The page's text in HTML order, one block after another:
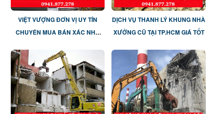
VIỆT VƯỢNG ĐƠN VỊ UY TÍN
CHUYÊN MUA BÁN XÁC NHÀ
DỊCH VỤ THANH LÝ KHUNG NHÀ
XƯỞNG CŨ TẠI TP.HCM GIÁ TỐT